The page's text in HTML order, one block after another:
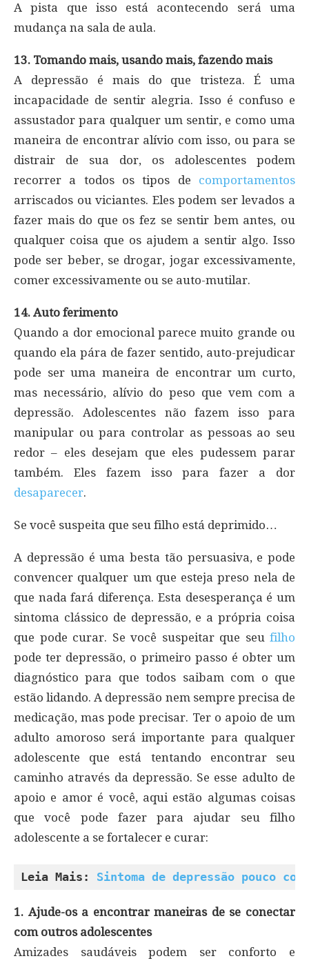
A pista que isso está acontecendo será uma
mudança na sala de aula.
13. Tomando mais, usando mais, fazendo mais
A depressão é mais do que tristeza. É uma
incapacidade de sentir alegria. Isso é confuso e
assustador para qualquer um sentir, e como uma
maneira de encontrar alívio com isso, ou para se
distrair de sua dor, os adolescentes podem
recorrer a todos os tipos de comportamentos
arriscados ou viciantes. Eles podem ser levados a
fazer mais do que os fez se sentir bem antes, ou
qualquer coisa que os ajudem a sentir algo. Isso
pode ser beber, se drogar, jogar excessivamente,
comer excessivamente ou se auto-mutilar.
14. Auto ferimento
Quando a dor emocional parece muito grande ou
quando ela pára de fazer sentido, auto-prejudicar
pode ser uma maneira de encontrar um curto,
mas necessário, alívio do peso que vem com a
depressão. Adolescentes não fazem isso para
manipular ou para controlar as pessoas ao seu
redor – eles desejam que eles pudessem parar
também. Eles fazem isso para fazer a dor
desaparecer.
Se você suspeita que seu filho está deprimido…
A depressão é uma besta tão persuasiva, e pode
convencer qualquer um que esteja preso nela de
que nada fará diferença. Esta desesperança é um
sintoma clássico de depressão, e a própria coisa
que pode curar. Se você suspeitar que seu filho
pode ter depressão, o primeiro passo é obter um
diagnóstico para que todos saibam com o que
estão lidando. A depressão nem sempre precisa de
medicação, mas pode precisar. Ter o apoio de um
adulto amoroso será importante para qualquer
adolescente que está tentando encontrar seu
caminho através da depressão. Se esse adulto de
apoio e amor é você, aqui estão algumas coisas
que você pode fazer para ajudar seu filho
adolescente a se fortalecer e curar:
Leia Mais: Sintoma de depressão pouco
1. Ajude-os a encontrar maneiras de se conectar
com outros adolescentes
Amizades saudáveis ​​podem ser conforto e